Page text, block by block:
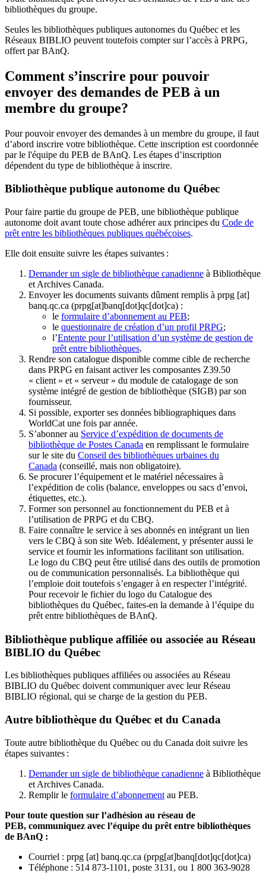
bibliothèques du groupe.
Seules les bibliothèques publiques autonomes du Québec et les
Réseaux BIBLIO peuvent toutefois compter sur l’accès à PRPG,
offert par BAnQ.
Comment s’inscrire pour pouvoir
envoyer des demandes de PEB à un
membre du groupe?
Pour pouvoir envoyer des demandes à un membre du groupe, il faut
d’abord inscrire votre bibliothèque. Cette inscription est coordonnée
par le l'équipe du PEB de BAnQ. Les étapes d’inscription
dépendent du type de bibliothèque à inscrire.
Bibliothèque publique autonome du Québec
Pour faire partie du groupe de PEB, une bibliothèque publique
autonome doit avant toute chose adhérer aux principes du Code de
prêt entre les bibliothèques publiques québécoises.
Elle doit ensuite suivre les étapes suivantes :
Demander un sigle de bibliothèque canadienne à Bibliothèque
et Archives Canada.
Envoyer les documents suivants dûment remplis à prpg [at]
banq.qc.ca (prpg[at]banq[dot]qc[dot]ca) :
le formulaire d’abonnement au PEB;
le questionnaire de création d’un profil PRPG;
l’Entente pour l’utilisation d’un système de gestion de
prêt entre bibliothèques.
Rendre son catalogue disponible comme cible de recherche
dans PRPG en faisant activer les composantes Z39.50
« client » et « serveur » du module de catalogage de son
système intégré de gestion de bibliothèque (SIGB) par son
fournisseur.
Si possible, exporter ses données bibliographiques dans
WorldCat une fois par année.
S’abonner au Service d’expédition de documents de
bibliothèque de Postes Canada en remplissant le formulaire
sur le site du Conseil des bibliothèques urbaines du
Canada (conseillé, mais non obligatoire).
Se procurer l’équipement et le matériel nécessaires à
l’expédition de colis (balance, enveloppes ou sacs d’envoi,
étiquettes, etc.).
Former son personnel au fonctionnement du PEB et à
l’utilisation de PRPG et du CBQ.
Faire connaître le service à ses abonnés en intégrant un lien
vers le CBQ à son site Web. Idéalement, y présenter aussi le
service et fournir les informations facilitant son utilisation.
Le logo du CBQ peut être utilisé dans des outils de promotion
ou de communication personnalisés. La bibliothèque qui
l’emploie doit toutefois s’engager à en respecter l’intégrité.
Pour recevoir le fichier du logo du Catalogue des
bibliothèques du Québec, faites-en la demande à l’équipe du
prêt entre bibliothèques de BAnQ.
Bibliothèque publique affiliée ou associée au Réseau
BIBLIO du Québec
Les bibliothèques publiques affiliées ou associées au Réseau
BIBLIO du Québec doivent communiquer avec leur Réseau
BIBLIO régional, qui se charge de la gestion du PEB.
Autre bibliothèque du Québec et du Canada
Toute autre bibliothèque du Québec ou du Canada doit suivre les
étapes suivantes :
Demander un sigle de bibliothèque canadienne à Bibliothèque
et Archives Canada.
Remplir le formulaire d’abonnement au PEB.
Pour toute question sur l’adhésion au réseau de
PEB, communiquez avec l’équipe du prêt entre bibliothèques
de BAnQ :
Courriel : prpg [at] banq.qc.ca (prpg[at]banq[dot]qc[dot]ca)
Téléphone : 514 873-1101, poste 3131, ou 1 800 363-9028